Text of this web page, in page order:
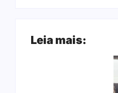
Leia mais: